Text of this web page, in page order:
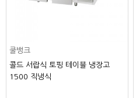
쿨뱅크
콜드 서랍식 토핑 테이블 냉장고
1500 직냉식